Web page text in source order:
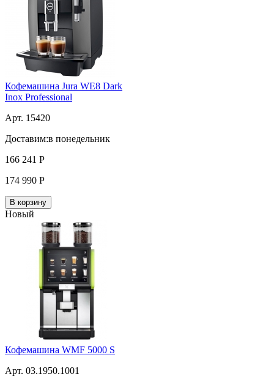
Кофемашина Jura WE8 Dark
Inox Professional
Арт. 15420
Доставим:в понедельник
166 241 Р
174 990 Р
В корзину
Новый
Кофемашина WMF 5000 S
Арт. 03.1950.1001